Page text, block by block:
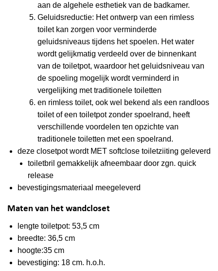
aan de algehele esthetiek van de badkamer.
Geluidsreductie: Het ontwerp van een rimless
toilet kan zorgen voor verminderde
geluidsniveaus tijdens het spoelen. Het water
wordt gelijkmatig verdeeld over de binnenkant
van de toiletpot, waardoor het geluidsniveau van
de spoeling mogelijk wordt verminderd in
vergelijking met traditionele toiletten
en rimless toilet, ook wel bekend als een randloos
toilet of een toiletpot zonder spoelrand, heeft
verschillende voordelen ten opzichte van
traditionele toiletten met een spoelrand.
deze closetpot wordt MET softclose toiletziiting geleverd
toiletbril gemakkelijk afneembaar door zgn. quick
release
bevestigingsmateriaal meegeleverd
Maten van het wandcloset
lengte toiletpot: 53,5 cm
breedte: 36,5 cm
hoogte:35 cm
bevestiging: 18 cm. h.o.h.